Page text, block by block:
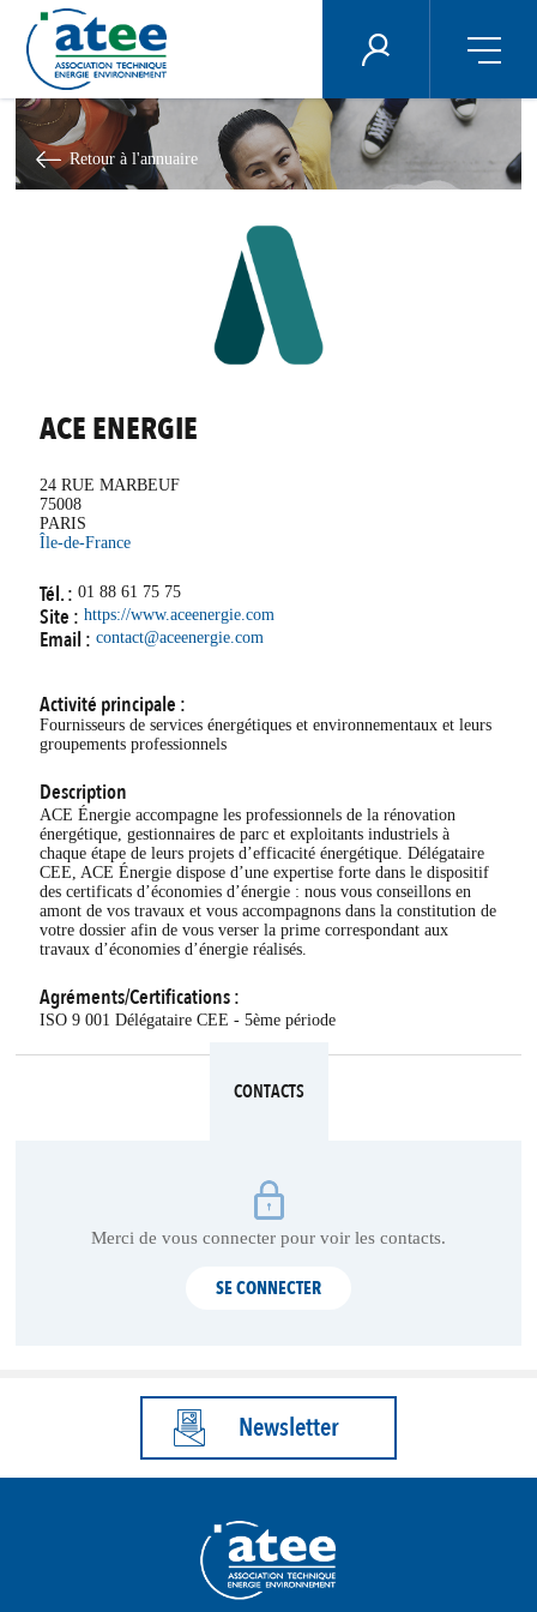
Aller
contenu
principal
ÉNERGIE PLUS
Retour à l'annuaire
ACE ENERGIE
24 RUE MARBEUF
75008
PARIS
Île-de-France
Tél. : 01 88 61 75 75
Site : https://www.aceenergie.com
Email : contact@aceenergie.com
Activité principale :
Fournisseurs de services énergétiques et environnementaux et leurs
groupements professionnels
Description
ACE Énergie accompagne les professionnels de la rénovation
énergétique, gestionnaires de parc et exploitants industriels à
chaque étape de leurs projets d’efficacité énergétique. Délégataire
CEE, ACE Énergie dispose d’une expertise forte dans le dispositif
des certificats d’économies d’énergie : nous vous conseillons en
amont de vos travaux et vous accompagnons dans la constitution de
votre dossier afin de vous verser la prime correspondant aux
travaux d’économies d’énergie réalisés.
Agréments/Certifications :
ISO 9 001 Délégataire CEE - 5ème période
CONTACTS
Merci de vous connecter pour voir les contacts.
SE CONNECTER
Newsletter
Panneau de gestion des cookies